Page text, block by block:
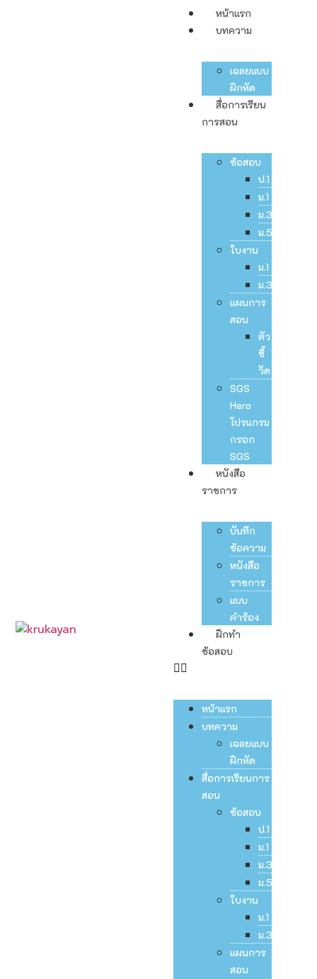
หน้าแรก
บทความ
เฉลยแบบ
ฝึกหัด
สื่อการเรียน
การสอน
ข้อสอบ
ป.1
ม.1
ม.3
ม.5
ใบงาน
ม.1
ม.3
แผนการ
สอน
ตัว
ชี้
วัด
SGS
Hero
โปรแกรม
กรอก
SGS
หนังสือ
ราชการ
บันทึก
ข้อความ
หนังสือ
ราชการ
แบบ
คำร้อง
ฝึกทำ
ข้อสอบ
หน้าแรก
บทความ
เฉลยแบบ
ฝึกหัด
สื่อการเรียนการ
สอน
ข้อสอบ
ป.1
ม.1
ม.3
ม.5
ใบงาน
ม.1
ม.3
แผนการ
สอน